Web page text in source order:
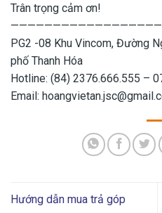
Trân trọng cảm ơn!
PG2 -08 Khu Vincom, Đường
phố Thanh Hóa
Hotline: (84) 2376.666.555 –
Email:
Hướng dẫn mua trả góp